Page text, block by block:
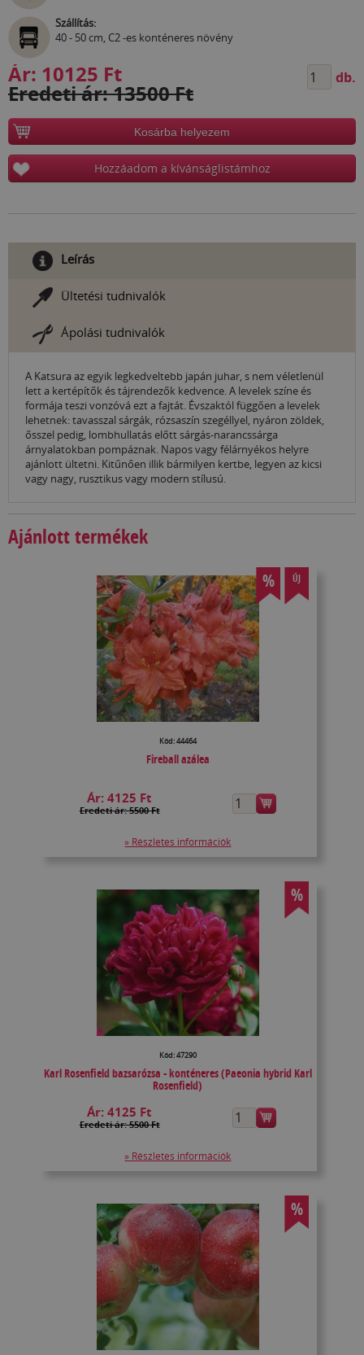
Szállítás:
40 - 50 cm, C2 -es konténeres növény
Ár: 10125 Ft
Eredeti ár: 13500 Ft
db.
Kosárba helyezem
Hozzáadom a kívánságlistámhoz
Leírás
Ültetési tudnivalók
Ápolási tudnivalók
A Katsura az egyik legkedveltebb japán juhar, s nem véletlenül
lett a kertépítők és tájrendezők kedvence. A levelek színe és
formája teszi vonzóvá ezt a fajtát. Évszaktól függően a levelek
lehetnek: tavasszal sárgák, rózsaszín szegéllyel, nyáron zöldek,
ősszel pedig, lombhullatás előtt sárgás-narancssárga
árnyalatokban pompáznak. Napos vagy félárnyékos helyre
ajánlott ültetni. Kitűnően illik bármilyen kertbe, legyen az kicsi
vagy nagy, rusztikus vagy modern stílusú.
Ajánlott termékek
% ÚJ
Kód: 44464
Fireball azálea
Ár:4125 Ft
Eredeti ár: 5500 Ft
» Részletes információk
%
Kód: 47290
Karl Rosenfield bazsarózsa - konténeres (Paeonia hybrid Karl
Rosenfield)
Ár:4125 Ft
Eredeti ár: 5500 Ft
» Részletes információk
%